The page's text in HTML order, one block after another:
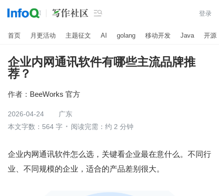
 登录
首页 月更活动 主题征文 AI golang 移动开发 Java 开源
企业内网通讯软件有哪些主流品牌推
荐？
作者： BeeWorks 官方
2026-04-24
广东
本文字数：564 字
阅读完需：约 2 分钟
企业内网通讯软件怎么选，关键看企业最在意什么。不同行
业、不同规模的企业，适合的产品差别很大。